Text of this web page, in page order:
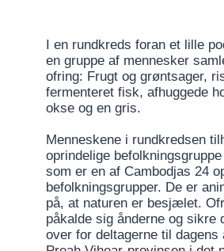
I en rundkreds foran et lille
en gruppe af mennesker
ofring: Frugt og grøntsager,
fermenteret fisk, afhuggede
okse og en gris.
Menneskene i rundkredsen
oprindelige
som er en af Cambodjas 24
befolkningsgrupper. De er
på, at naturen er besjælet.
påkalde sig ånderne og sikre
over for deltagerne til dagens